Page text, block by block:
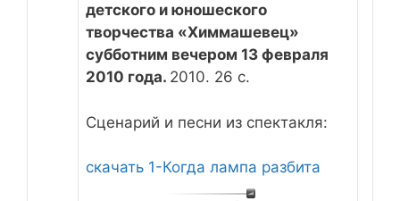
детского и юношеского
творчества «Химмашевец»
субботним вечером 13 февраля
2010 года. 2010. 26 с.
Сценарий и песни из спектакля:
скачать 1-Когда лампа разбита